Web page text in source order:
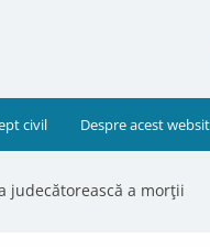
civil Despre acest
judecătorească a morţii